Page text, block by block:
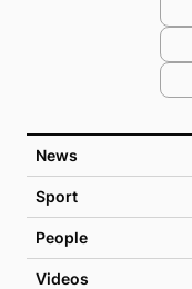
News
Sport
People
Videos